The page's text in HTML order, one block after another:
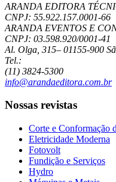
ARANDA EDITORA
CNPJ: 55.922.157.0001-66
ARANDA EVENTOS E
CNPJ: 03.598.920/0001-41
Al. Olga, 315– 01155-900
Tel.:
(11) 3824-5300
info@arandaeditora.com.br
Nossas revistas
Corte e Conformação
Eletricidade Moderna
Fotovolt
Fundição e Serviços
Hydro